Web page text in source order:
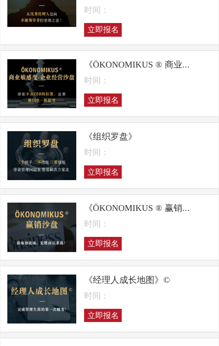
时间：
立即报名
《ÖKONOMIKUS ® 商业...
时间：
立即报名
《组织罗盘》
时间：
立即报名
《ÖKONOMIKUS ® 赢销...
时间：
立即报名
《经理人成长地图》©
时间：
立即报名